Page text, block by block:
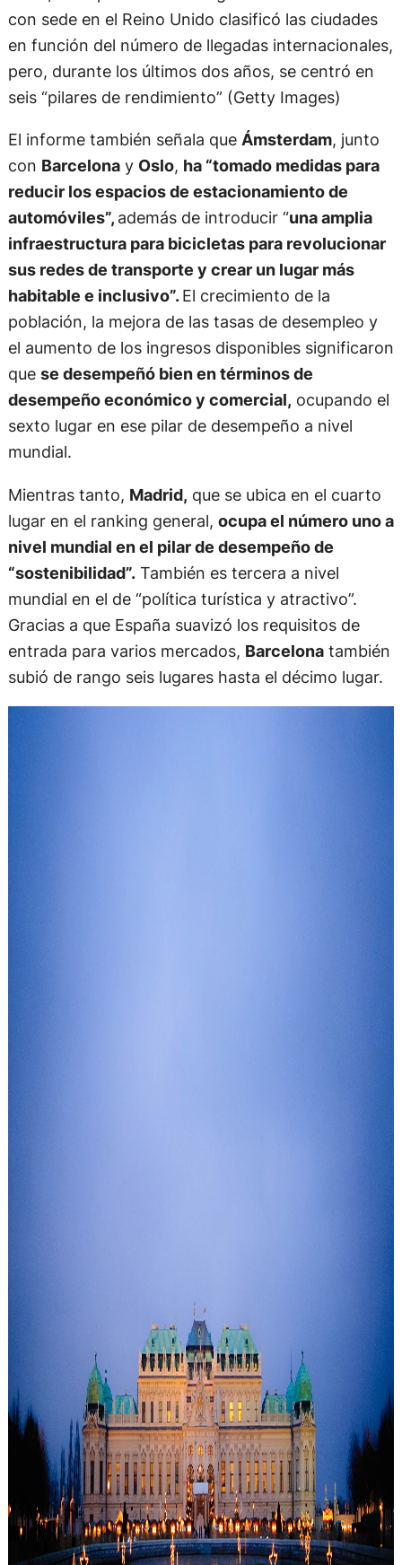
con sede en el Reino Unido clasificó las ciudades
en función del número de llegadas internacionales,
pero, durante los últimos dos años, se centró en
seis “pilares de rendimiento” (Getty Images)
El informe también señala que Ámsterdam, junto
con Barcelonay Oslo, ha “tomado medidas para
reducir los espacios de estacionamiento de
automóviles”, además de introducir “una amplia
infraestructura para bicicletas para revolucionar
sus redes de transporte y crear un lugar más
habitable e inclusivo”.El crecimiento de la
población, la mejora de las tasas de desempleo y
el aumento de los ingresos disponibles significaron
que se desempeñó bien en términos de
desempeño económico y comercial, ocupando el
sexto lugar en ese pilar de desempeño a nivel
mundial.
Mientras tanto, Madrid, que se ubica en el cuarto
lugar en el ranking general, ocupa el número uno a
nivel mundial en el pilar de desempeño de
“sostenibilidad”.También es tercera a nivel
mundial en el de “política turística y atractivo”.
Gracias a que España suavizó los requisitos de
entrada para varios mercados, Barcelonatambién
subió de rango seis lugares hasta el décimo lugar.